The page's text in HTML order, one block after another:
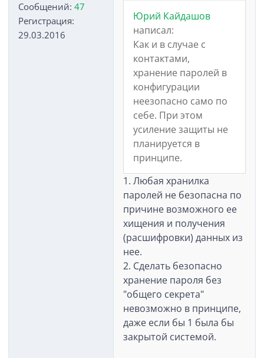
Сообщений: 47
Регистрация:
29.03.2016
Юрий Кайдашов
написал:
Как и в случае с
контактами,
хранение паролей в
конфигурации
неезопасно само по
себе. При этом
усиление защиты не
планируется в
принципе.
1. Любая хранилка
паролей не безопасна по
причине возможного ее
хищения и получения
(расшифровки) данных из
нее.
2. Сделать безопасно
хранение пароля без
"общего секрета"
невозможно в принципе,
даже если бы 1 была бы
закрытой системой.